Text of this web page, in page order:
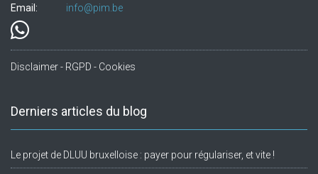
Email:
info@pim.be
Disclaimer - RGPD - Cookies
Derniers articles du blog
Le projet de DLUU bruxelloise : payer pour régulariser, et vite !